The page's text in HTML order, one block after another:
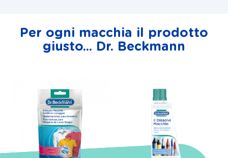
Per ogni macchia il prodotto
giusto... Dr. Beckmann